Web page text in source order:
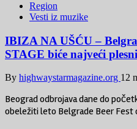
Region
Vesti iz muzike
IBIZA NA UŠĆU –
STAGE biće najveći
By highwaystarmagazine.org 12
Beograd odbrojava dane do
obeležiti leto Belgrade Beer Fest